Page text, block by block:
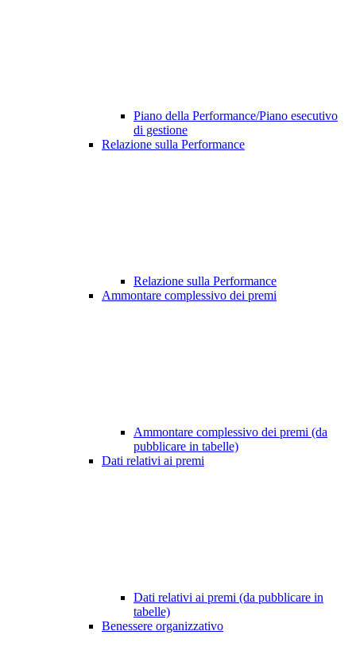
Piano della Performance/Piano esecutivo
di gestione
Relazione sulla Performance
Relazione sulla Performance
Ammontare complessivo dei premi
Ammontare complessivo dei premi (da
pubblicare in tabelle)
Dati relativi ai premi
Dati relativi ai premi (da pubblicare in
tabelle)
Benessere organizzativo